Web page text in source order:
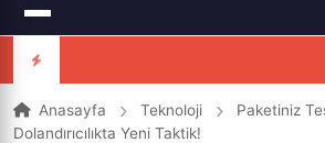
Anasayfa Teknoloji
Paketiniz
Dolandırıcılıkta Yeni Taktik!